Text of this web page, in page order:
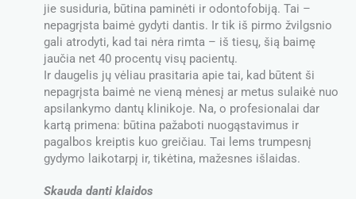
jie susiduria, būtina paminėti ir odontofobiją. Tai –
nepagrįsta baimė gydyti dantis. Ir tik iš pirmo žvilgsnio
gali atrodyti, kad tai nėra rimta – iš tiesų, šią baimę
jaučia net 40 procentų visų pacientų.
Ir daugelis jų vėliau prasitaria apie tai, kad būtent ši
nepagrįsta baimė ne vieną mėnesį ar metus sulaikė nuo
apsilankymo dantų klinikoje. Na, o profesionalai dar
kartą primena: būtina pažaboti nuogąstavimus ir
pagalbos kreiptis kuo greičiau. Tai lems trumpesnį
gydymo laikotarpį ir, tikėtina, mažesnes išlaidas.
Skauda danti klaidos